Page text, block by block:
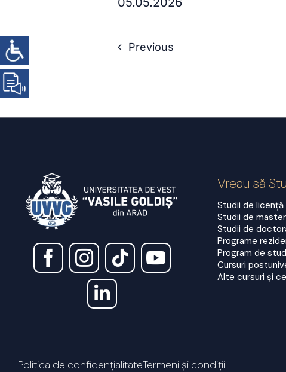
Previous
Vreau să
Studii de licență
Studii de master
Studii de
Programe
Program de
Cursuri
Alte cursuri și
Politica de confidențialitateTermeni și condiții